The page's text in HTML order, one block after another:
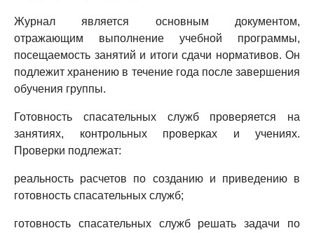
Журнал является основным документом,
отражающим выполнение учебной программы,
посещаемость занятий и итоги сдачи нормативов. Он
подлежит хранению в течение года после завершения
обучения группы.
Готовность спасательных служб проверяется на
занятиях, контрольных проверках и учениях.
Проверки подлежат:
реальность расчетов по созданию и приведению в
готовность спасательных служб;
готовность спасательных служб решать задачи по